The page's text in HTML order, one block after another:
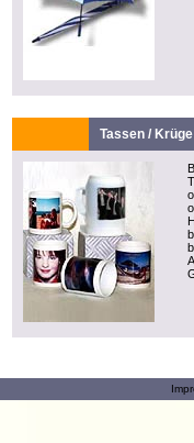
Tassen / Krüge